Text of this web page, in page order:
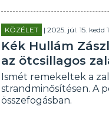
KÖZÉLET | 2025. júl. 15. kedd
Kék Hullám
az ötcsillagos
Ismét remekeltek a
strandminősítésen. A
összefogásban.